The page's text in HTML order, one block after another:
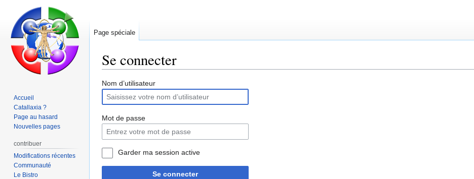
Se connecter
Aller
la
navigation
Aller
la
recherche
Nom d’utilisateur
Mot de passe
Garder ma session active
Se connecter
Page spéciale
Accueil
Catallaxia ?
Page au hasard
Nouvelles pages
contribuer
Modifications récentes
Communauté
Le Bistro